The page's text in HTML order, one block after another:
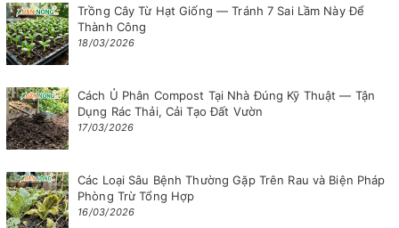
Trồng Cây Từ Hạt Giống — Tránh 7 Sai Lầm Này Để
Thành Công
18/03/2026
Cách Ủ Phân Compost Tại Nhà Đúng Kỹ Thuật — Tận
Dụng Rác Thải, Cải Tạo Đất Vườn
17/03/2026
Các Loại Sâu Bệnh Thường Gặp Trên Rau và Biện Pháp
Phòng Trừ Tổng Hợp
16/03/2026